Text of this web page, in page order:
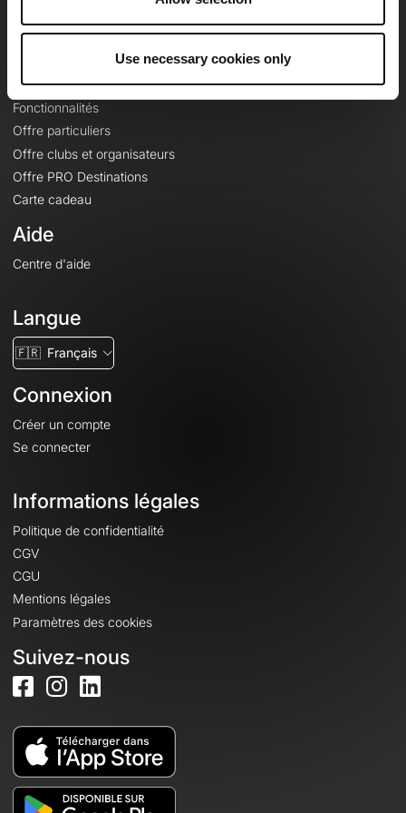
Use necessary cookies only
Le Mag'
Fonds de cartes topographiques
Fonctionnalités
Offre particuliers
Offre clubs et organisateurs
Offre PRO Destinations
Carte cadeau
Aide
Centre d'aide
Langue
🇫🇷 Français
Connexion
Créer un compte
Se connecter
Informations légales
Politique de confidentialité
CGV
CGU
Mentions légales
Paramètres des cookies
Suivez-nous